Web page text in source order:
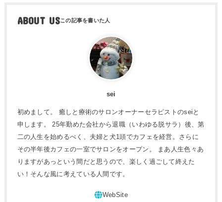
ABOUT US
sei
初めまして。 癒しと療術のサロンオーナーセラピストのseiと
申します。 25年勤めた会社から退職（いわゆる脱サラ）後、第
二の人生を始めるべく、夫婦と犬1頭でカフェを経営。さらに
その半年後カフェの一室でサロンをオープン。 まあ人生色々あ
りますがあっという間だと思うので、楽しく過ごして終えた
い！そんな風に考えている人間です。